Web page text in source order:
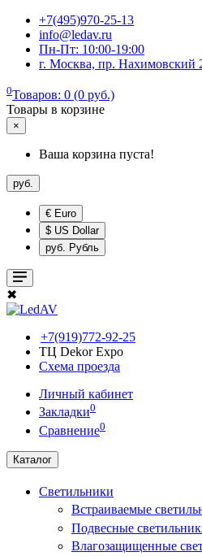
+7(495)970-25-13
info@ledav.ru
Пн-Пт: 10:00-19:00
г. Москва, пр. Нахимовский
0Товаров: 0 (0 руб.)
Товары в корзине
×
Ваша корзина пуста!
руб.
€ Euro
$ US Dollar
руб. Рубль
✖
+7(919)772-92-25
ТЦ Dekor Expo
Схема проезда
Личный кабинет
Закладки0
Сравнение0
Каталог
Светильники
Встраиваемые
Подвесные
Влагозащищенные